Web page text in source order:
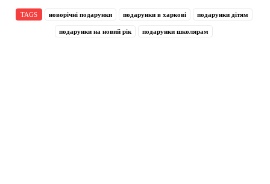
TAGS новорічні подарунки подарунки в харкові подарунки дітям
подарунки на новий рік подарунки школярам